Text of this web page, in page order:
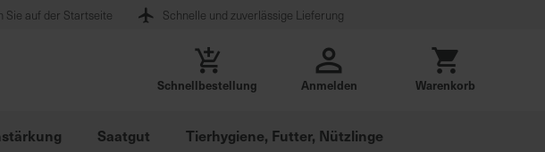
Sie auf der Startseite Schnelle und zuverlässige Lieferung
Schnellbestellung Anmelden Warenkorb
Saatgut Tierhygiene, Futter, Nützlinge